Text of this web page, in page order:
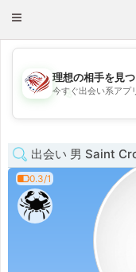
Toggle
💖
理想の相手を見つ
今すぐ出会い系アプ
出会い 男 Saint
0.3/1